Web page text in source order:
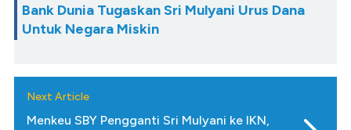
Bank Dunia Tugaskan Sri Mulyani Urus Dana
Untuk Negara Miskin
Next Article
Menkeu SBY Pengganti Sri Mulyani ke IKN,